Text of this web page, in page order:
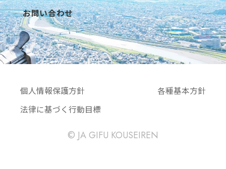
お問い合わせ
個人情報保護方針
各種基本方針
法律に基づく行動目標
© JA GIFU KOUSEIREN